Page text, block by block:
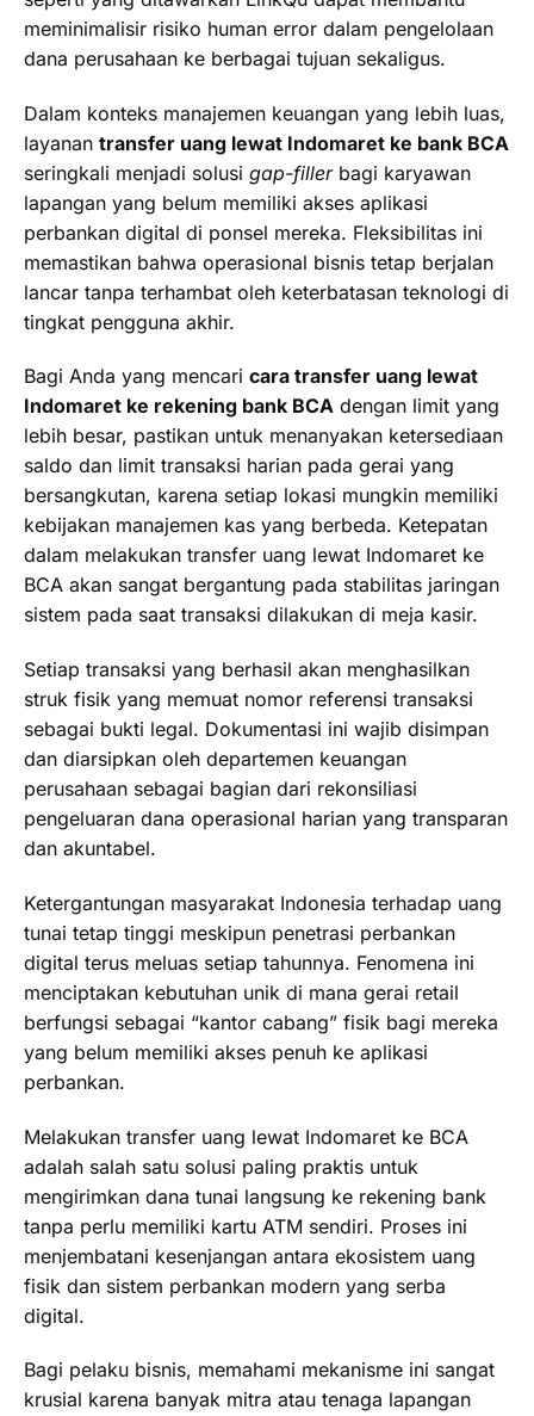
meminimalisir risiko human error dalam pengelolaan
dana perusahaan ke berbagai tujuan sekaligus.
Dalam konteks manajemen keuangan yang lebih luas,
layanan transfer uang lewat Indomaret ke bank BCA
seringkali menjadi solusi gap-fillerbagi karyawan
lapangan yang belum memiliki akses aplikasi
perbankan digital di ponsel mereka. Fleksibilitas ini
memastikan bahwa operasional bisnis tetap berjalan
lancar tanpa terhambat oleh keterbatasan teknologi di
tingkat pengguna akhir.
Bagi Anda yang mencari cara transfer uang lewat
Indomaret ke rekening bank BCA dengan limit yang
lebih besar, pastikan untuk menanyakan ketersediaan
saldo dan limit transaksi harian pada gerai yang
bersangkutan, karena setiap lokasi mungkin memiliki
kebijakan manajemen kas yang berbeda. Ketepatan
dalam melakukan transfer uang lewat Indomaret ke
BCA akan sangat bergantung pada stabilitas jaringan
sistem pada saat transaksi dilakukan di meja kasir.
Setiap transaksi yang berhasil akan menghasilkan
struk fisik yang memuat nomor referensi transaksi
sebagai bukti legal. Dokumentasi ini wajib disimpan
dan diarsipkan oleh departemen keuangan
perusahaan sebagai bagian dari rekonsiliasi
pengeluaran dana operasional harian yang transparan
dan akuntabel.
Ketergantungan masyarakat Indonesia terhadap uang
tunai tetap tinggi meskipun penetrasi perbankan
digital terus meluas setiap tahunnya. Fenomena ini
menciptakan kebutuhan unik di mana gerai retail
berfungsi sebagai “kantor cabang” fisik bagi mereka
yang belum memiliki akses penuh ke aplikasi
perbankan.
Melakukan transfer uang lewat Indomaret ke BCA
adalah salah satu solusi paling praktis untuk
mengirimkan dana tunai langsung ke rekening bank
tanpa perlu memiliki kartu ATM sendiri. Proses ini
menjembatani kesenjangan antara ekosistem uang
fisik dan sistem perbankan modern yang serba
digital.
Bagi pelaku bisnis, memahami mekanisme ini sangat
krusial karena banyak mitra atau tenaga lapangan